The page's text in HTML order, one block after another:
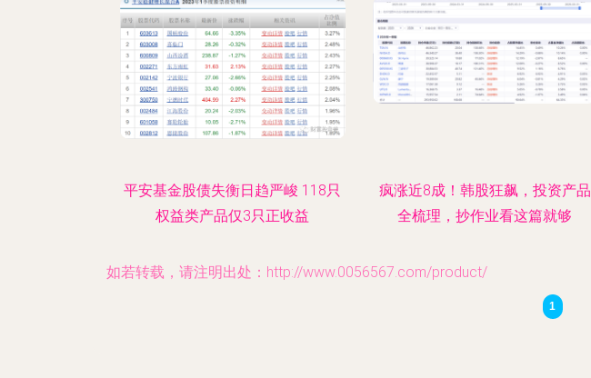
平安基金股债失衡日趋严峻 118只
权益类产品仅3只正收益
疯涨近8成！韩股狂飙，投资产品
全梳理，抄作业看这篇就够
如若转载，请注明出处：http://www.0056567.com/product/
1